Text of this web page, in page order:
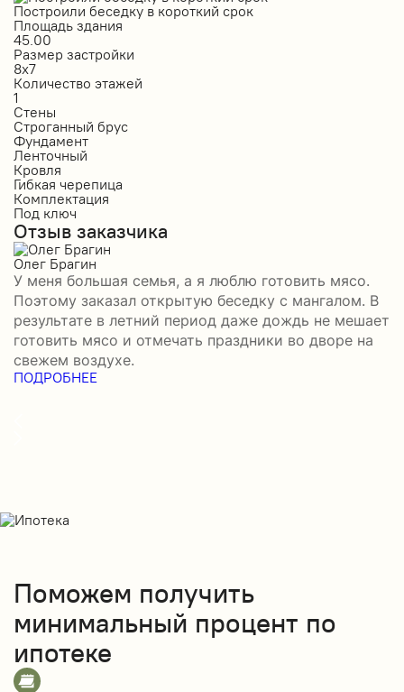
Построили беседку в короткий срок
Площадь здания
45.00
Размер застройки
8х7
Количество этажей
1
Стены
Строганный брус
Фундамент
Ленточный
Кровля
Гибкая черепица
Комплектация
Под ключ
Отзыв заказчика
Олег Брагин
У меня большая семья, а я люблю готовить мясо.
Поэтому заказал открытую беседку с мангалом. В
результате в летний период даже дождь не мешает
готовить мясо и отмечать праздники во дворе на
свежем воздухе.
ПОДРОБНЕЕ
Поможем получить
минимальный процент по
ипотеке